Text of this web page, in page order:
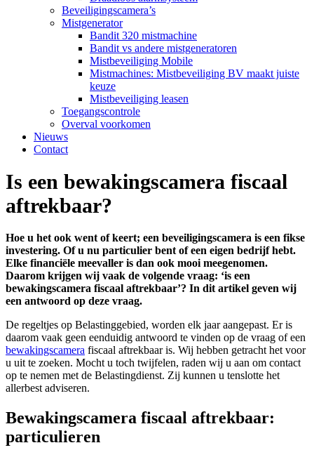
Beveiligingscamera’s
Mistgenerator
Bandit 320 mistmachine
Bandit vs andere mistgeneratoren
Mistbeveiliging Mobile
Mistmachines: Mistbeveiliging BV maakt juiste
keuze
Mistbeveiliging leasen
Toegangscontrole
Overval voorkomen
Nieuws
Contact
Is een bewakingscamera fiscaal
aftrekbaar?
Hoe u het ook went of keert; een beveiligingscamera is een fikse
investering. Of u nu particulier bent of een eigen bedrijf hebt.
Elke financiële meevaller is dan ook mooi meegenomen.
Daarom krijgen wij vaak de volgende vraag: ‘is een
bewakingscamera fiscaal aftrekbaar’? In dit artikel geven wij
een antwoord op deze vraag.
De regeltjes op Belastinggebied, worden elk jaar aangepast. Er is
daarom vaak geen eenduidig antwoord te vinden op de vraag of een
bewakingscamera fiscaal aftrekbaar is. Wij hebben getracht het voor
u uit te zoeken. Mocht u toch twijfelen, raden wij u aan om contact
op te nemen met de Belastingdienst. Zij kunnen u tenslotte het
allerbest adviseren.
Bewakingscamera fiscaal aftrekbaar:
particulieren